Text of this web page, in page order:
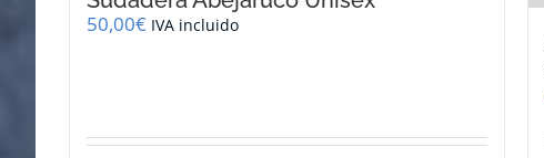
50,00€ IVA incluido